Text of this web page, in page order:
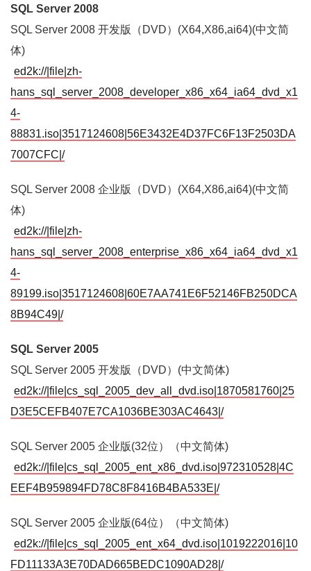
SQL Server 2008
SQL Server 2008 开发版（DVD）(X64,X86,ai64)(中文简
体)
ed2k://|file|zh-
hans_sql_server_2008_developer_x86_x64_ia64_dvd_x1
4-
88831.iso|3517124608|56E3432E4D37FC6F13F2503DA
7007CFC|/
SQL Server 2008 企业版（DVD）(X64,X86,ai64)(中文简
体)
ed2k://|file|zh-
hans_sql_server_2008_enterprise_x86_x64_ia64_dvd_x1
4-
89199.iso|3517124608|60E7AA741E6F52146FB250DCA
8B94C49|/
SQL Server 2005
SQL Server 2005 开发版（DVD）(中文简体)
ed2k://|file|cs_sql_2005_dev_all_dvd.iso|1870581760|25
D3E5CEFB407E7CA1036BE303AC4643|/
SQL Server 2005 企业版(32位）（中文简体)
ed2k://|file|cs_sql_2005_ent_x86_dvd.iso|972310528|4C
EEF4B959894FD78C8F8416B4BA533E|/
SQL Server 2005 企业版(64位）（中文简体)
ed2k://|file|cs_sql_2005_ent_x64_dvd.iso|1019222016|10
FD11133A3E70DAD665BEDC1090AD28|/